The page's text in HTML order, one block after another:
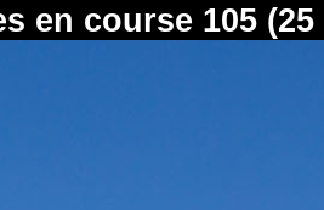
en course 105 (25